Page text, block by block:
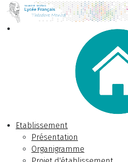
Etablissement
Présentation
Organigramme